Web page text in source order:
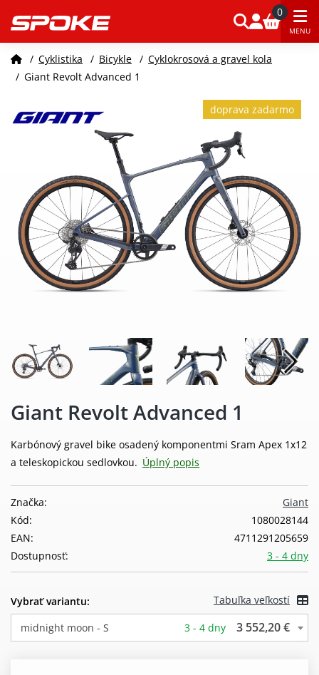
0
MENU
/ Cyklistika / Bicykle / Cyklokrosová a gravel kola
/ Giant Revolt Advanced 1
doprava zadarmo
Giant Revolt Advanced 1
Karbónový gravel bike osadený komponentmi Sram Apex 1x12
a teleskopickou sedlovkou. Úplný popis
Giant
Značka:
1080028144
Kód:
4711291205659
EAN:
3 - 4 dny
Dostupnosť:
Vybrať variantu: Tabuľka veľkostí
midnight moon - S 3 - 4 dny 3 552,20 €